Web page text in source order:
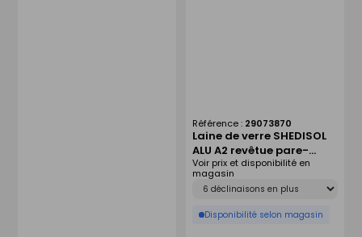
Laine de verre SHEDISOL
ALU A2 revêtue pare-
vapeur - 1,985x1m
Ep.80mm - R=2,25m².K/W.
Référence : 29073870
Déclinaison
Disponibilité selon magasin
Voir prix et disponibilité en
magasin